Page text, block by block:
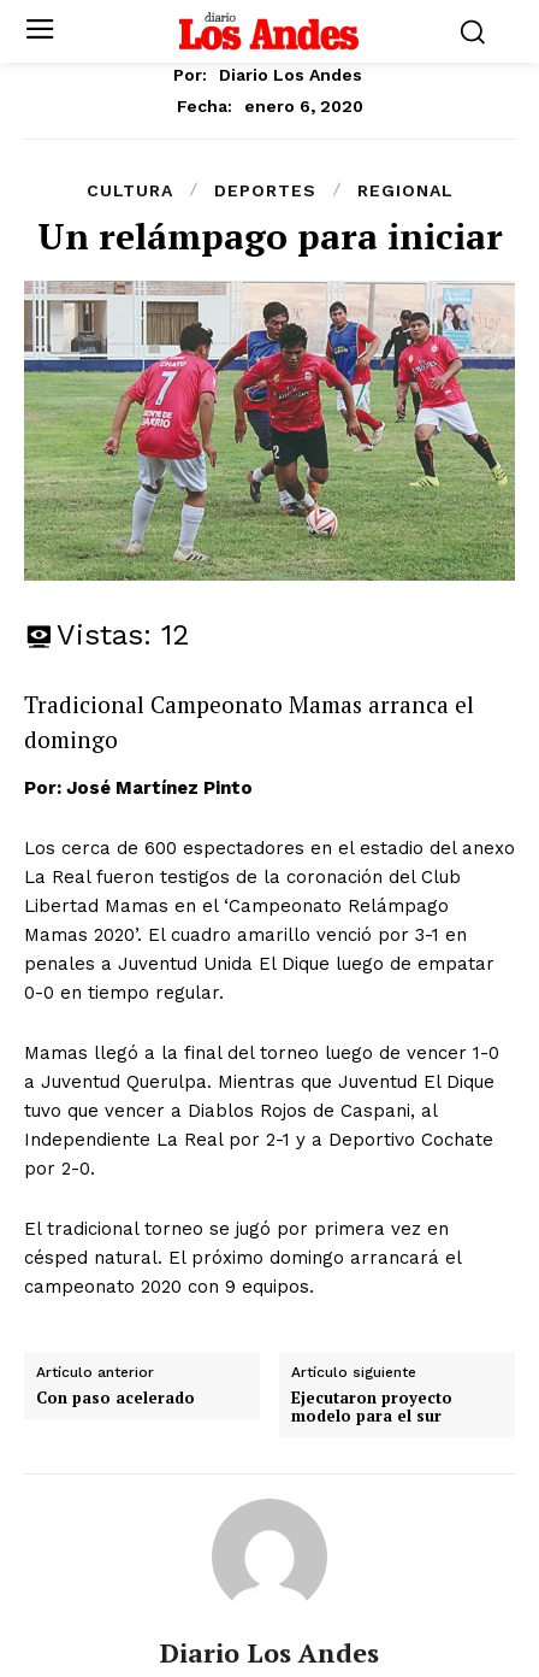
Por:
Diario Los Andes
Fecha:
enero 6, 2020
CULTURA DEPORTES REGIONAL
Un relámpago para iniciar
Vistas: 12
Tradicional Campeonato Mamas arranca el
domingo
Por: José Martínez Pinto
Los cerca de 600 espectadores en el estadio del anexo
La Real fueron testigos de la coronación del Club
Libertad Mamas en el ‘Campeonato Relámpago
Mamas 2020’. El cuadro amarillo venció por 3-1 en
penales a Juventud Unida El Dique luego de empatar
0-0 en tiempo regular.
Mamas llegó a la final del torneo luego de vencer 1-0
a Juventud Querulpa. Mientras que Juventud El Dique
tuvo que vencer a Diablos Rojos de Caspani, al
Independiente La Real por 2-1 y a Deportivo Cochate
por 2-0.
El tradicional torneo se jugó por primera vez en
césped natural. El próximo domingo arrancará el
campeonato 2020 con 9 equipos.
Artículo anterior
Con paso acelerado
Artículo siguiente
Ejecutaron proyecto
modelo para el sur
Diario Los Andes